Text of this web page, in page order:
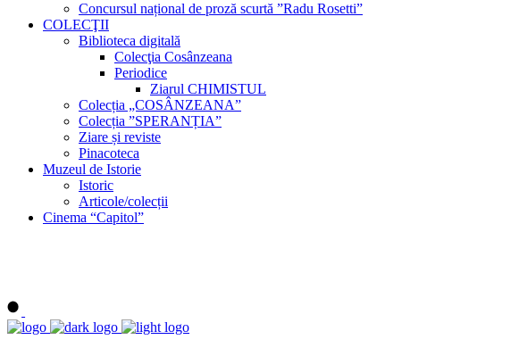
Concursul național de proză scurtă ”Radu Rosetti”
COLECŢII
Biblioteca digitală
Colecţia Cosânzeana
Periodice
Ziarul CHIMISTUL
Colecția „COSÂNZEANA”
Colecția ”SPERANȚIA”
Ziare și reviste
Pinacoteca
Muzeul de Istorie
Istoric
Articole/colecții
Cinema “Capitol”